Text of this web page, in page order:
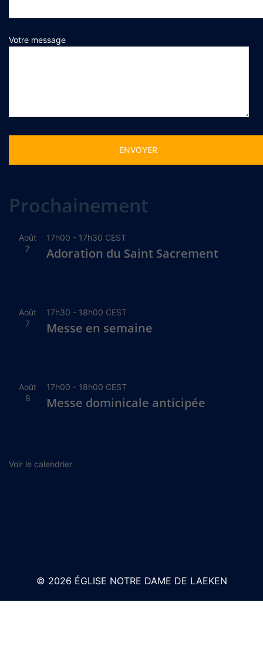
Votre message
Prochainement
Août
7
17h00 - 17h30 CEST
Adoration du Saint Sacrement
Août
7
17h30 - 18h00 CEST
Messe en semaine
Août
8
17h00 - 18h00 CEST
Messe dominicale anticipée
Voir le calendrier
© 2026 ÉGLISE NOTRE DAME DE LAEKEN